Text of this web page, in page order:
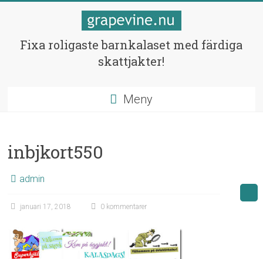
Skattjakter
barnkalaset!
Fixa roligaste barnkalaset med färdiga
skattjakter!
Meny
inbjkort550
admin
januari 17, 2018 0 kommentarer